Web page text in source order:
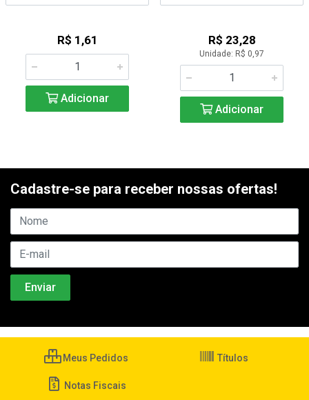
R$ 1,61
Adicionar
R$ 23,28
Unidade: R$ 0,97
Adicionar
Cadastre-se para receber nossas ofertas!
Meus Pedidos Títulos
Notas Fiscais